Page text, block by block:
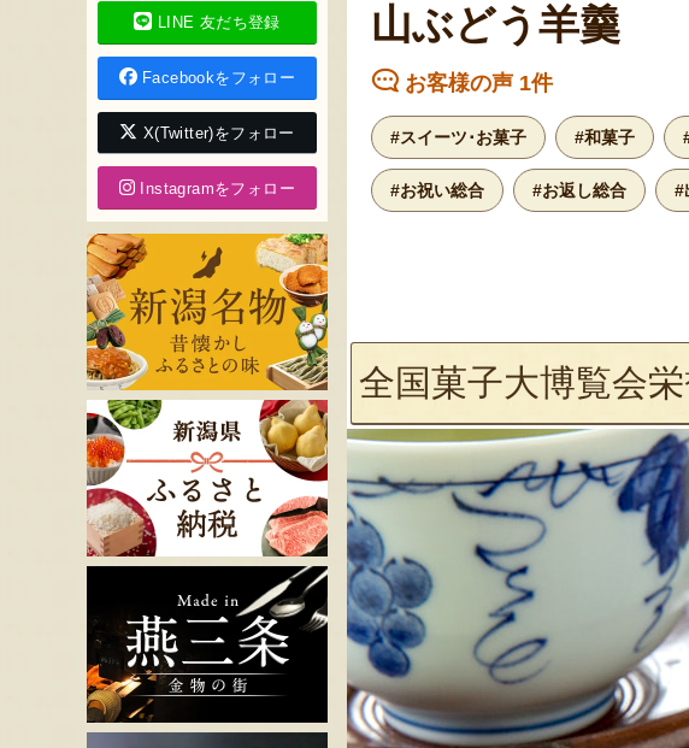
山ぶどう羊羹
お客様の声 1件
#スイーツ･お菓子 #和菓子
#お祝い総合 #お返し総合 #
全国菓子大博覧会
LINE 友だち登録
Facebookをフォロー
X(Twitter)をフォロー
Instagramをフォロー